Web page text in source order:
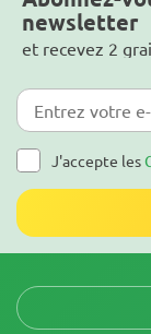
newsletter
et recevez 2
J'accepte les